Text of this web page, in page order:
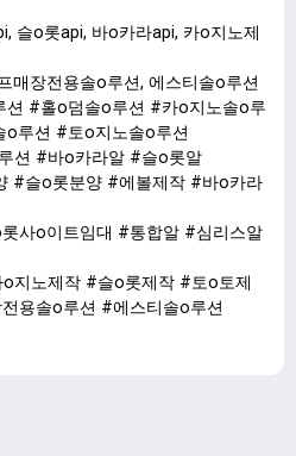
슬o롯api, 바o카라api, 카o지노제
매장전용솔o루션, 에스티솔o루션
#홀o덤솔o루션 #카o지노솔o루
루션 #토o지노솔o루션
션 #바o카라알 #슬o롯알
#슬o롯분양 #에볼제작 #바o카라
사o이트임대 #통합알 #심리스알
지노제작 #슬o롯제작 #토o토제
용솔o루션 #에스티솔o루션